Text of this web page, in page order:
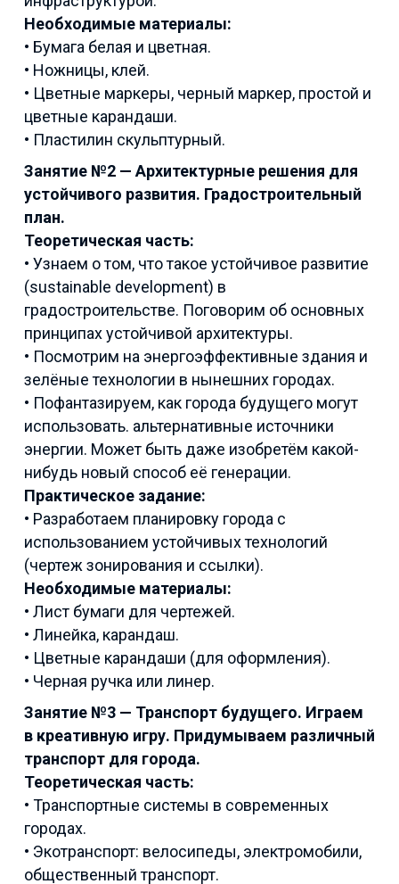
Необходимые материалы:
• Бумага белая и цветная.
• Ножницы, клей.
• Цветные маркеры, черный маркер, простой и
цветные карандаши.
• Пластилин скульптурный.
Занятие №2 — Архитектурные решения для
устойчивого развития. Градостроительный
план.
Теоретическая часть:
• Узнаем о том, что такое устойчивое развитие
(sustainable development) в
градостроительстве. Поговорим об основных
принципах устойчивой архитектуры.
• Посмотрим на энергоэффективные здания и
зелёные технологии в нынешних городах.
• Пофантазируем, как города будущего могут
использовать. альтернативные источники
энергии. Может быть даже изобретём какой-
нибудь новый способ её генерации.
Практическое задание:
• Разработаем планировку города с
использованием устойчивых технологий
(чертеж зонирования и ссылки).
Необходимые материалы:
• Лист бумаги для чертежей.
• Линейка, карандаш.
• Цветные карандаши (для оформления).
• Черная ручка или линер.
Занятие №3 — Транспорт будущего. Играем
в креативную игру. Придумываем различный
транспорт для города.
Теоретическая часть:
• Транспортные системы в современных
городах.
• Экотранспорт: велосипеды, электромобили,
общественный транспорт.